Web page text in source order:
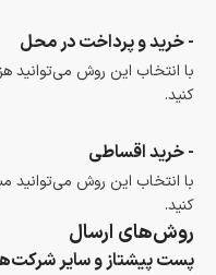
- خرید و پرداخت در محل
با انتخاب این روش
کنید.
- خرید اقساطی
با انتخاب این روش
کنید.
روش‌های ارسال
پست پیشتاز و سایر